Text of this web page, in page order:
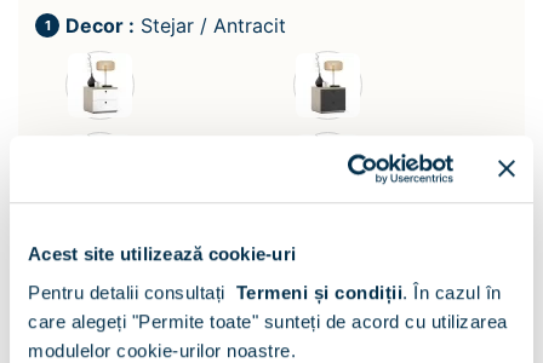
Acest site utilizează cookie-uri
Pentru detalii consultați Termeni și condiții. În cazul în
care alegeți "Permite toate" sunteți de acord cu utilizarea
modulelor cookie-urilor noastre.
Decor : Stejar / Antracit